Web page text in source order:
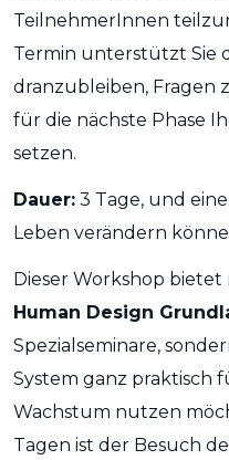
TeilnehmerInnen
Termin unterstützt Sie
dranzubleiben, Fragen
für die nächste Phase
setzen.
Dauer: 3 Tage, und
Leben verändern
Dieser Workshop bietet
Human Design
Spezialseminare,
System ganz praktisch
Wachstum nutzen
Tagen ist der Besuch